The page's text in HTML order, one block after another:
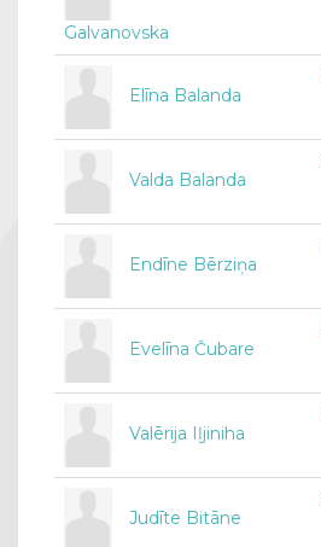
Galvanovska
Elīna Balanda
Valda Balanda
Endīne Bērziņa
Evelīna Čubare
Valērija Iļjiniha
Judīte Bitāne